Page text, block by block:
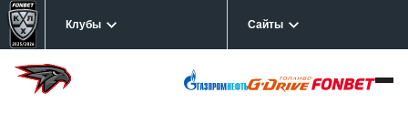
Клубы Сайты